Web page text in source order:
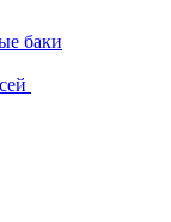
баки